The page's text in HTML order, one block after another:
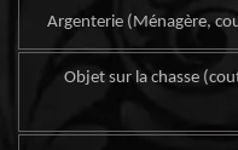
Argenterie (Ménagère,
Objet sur la chasse